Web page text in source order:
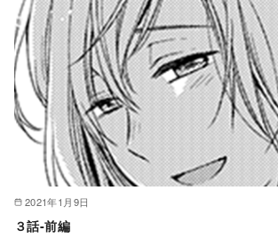
2021年1月9日
３話-前編